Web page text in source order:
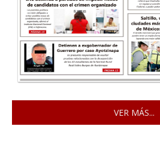
VER MÁS...